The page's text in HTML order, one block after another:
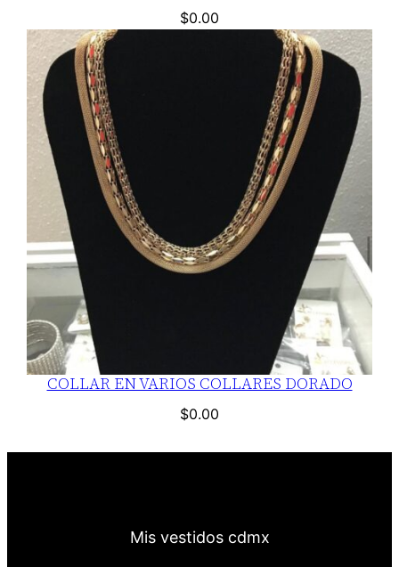
$0.00
COLLAR EN VARIOS COLLARES DORADO
$0.00
Mis vestidos cdmx